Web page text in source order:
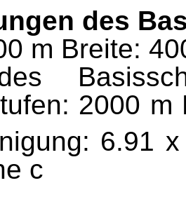
des
m Breite:
2000 m
6.91
c